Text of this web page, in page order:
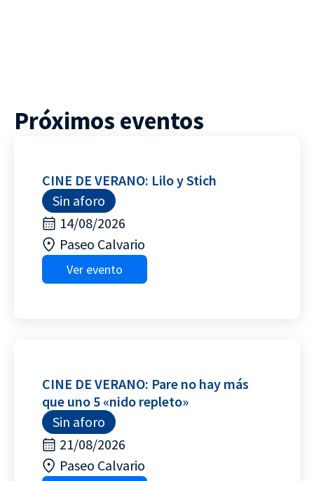
Próximos eventos
CINE DE VERANO: Lilo y Stich
Sin aforo
14/08/2026
Paseo Calvario
Ver evento
CINE DE VERANO: Pare no hay más
que uno 5 «nido repleto»
Sin aforo
21/08/2026
Paseo Calvario